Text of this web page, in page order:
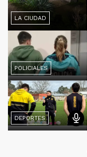
LA CIUDAD
POLICIALES
DEPORTES